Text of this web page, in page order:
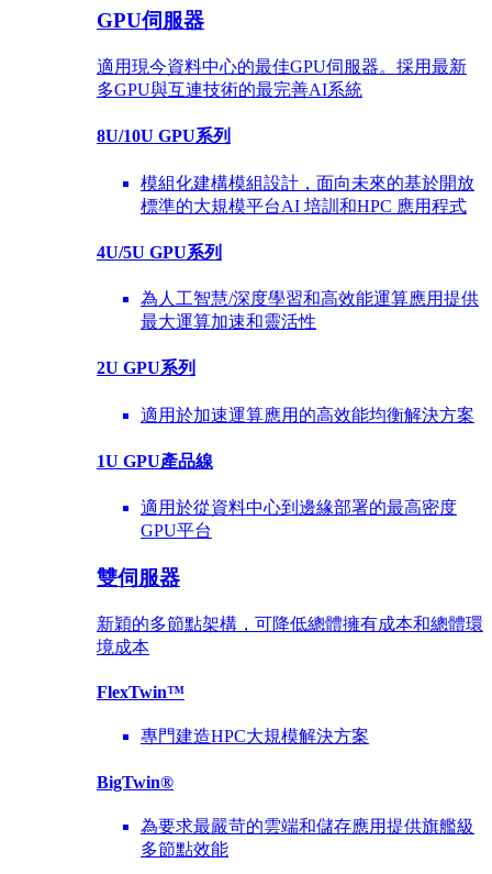
GPU伺服器
適用現今資料中心的最佳GPU伺服器。採用最新
多GPU與互連技術的最完善AI系統
8U/10U GPU系列
模組化建構模組設計，面向未來的基於開放
標準的大規模平台AI 培訓和HPC 應用程式
4U/5U GPU系列
為人工智慧/深度學習和高效能運算應用提供
最大運算加速和靈活性
2U GPU系列
適用於加速運算應用的高效能均衡解決方案
1U GPU產品線
適用於從資料中心到邊緣部署的最高密度
GPU平台
雙伺服器
新穎的多節點架構，可降低總體擁有成本和總體環
境成本
FlexTwin™
專門建造HPC大規模解決方案
BigTwin®
為要求最嚴苛的雲端和儲存應用提供旗艦級
多節點效能